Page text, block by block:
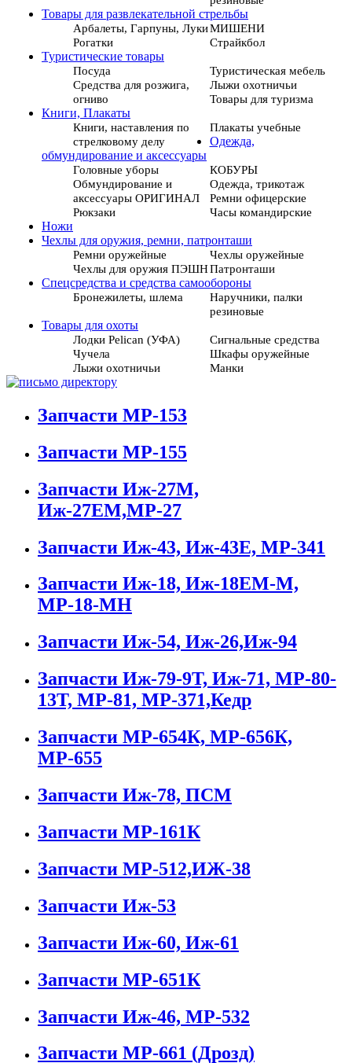
Товары для развлекательной стрельбы
Арбалеты, Гарпуны, ЛукиМИШЕНИ
Рогатки
Страйкбол
Туристические товары
Посуда
Туристическая мебель
Средства для розжига,
огниво
Лыжи охотничьи
Товары для туризма
Книги, Плакаты
Книги, наставления по
стрелковому делу
Плакаты учебные
Одежда,
обмундирование и аксессуары
Головные уборы
КОБУРЫ
Обмундирование и
аксессуары ОРИГИНАЛ
Одежда, трикотаж
Ремни офицерские
Рюкзаки
Часы командирские
Ножи
Чехлы для оружия, ремни, патронташи
Ремни оружейные
Чехлы оружейные
Чехлы для оружия ПЭШНПатронташи
Спецсредства и средства самообороны
Бронежилеты, шлема
Наручники, палки
резиновые
Товары для охоты
Лодки Pelican (УФА)
Сигнальные средства
Чучела
Шкафы оружейные
Лыжи охотничьи
Манки
Запчасти МР-153
Запчасти МР-155
Запчасти Иж-27М,
Иж-27ЕМ,МР-27
Запчасти Иж-43, Иж-43Е, МР-341
Запчасти Иж-18, Иж-18ЕМ-М,
МР-18-МН
Запчасти Иж-54, Иж-26,Иж-94
Запчасти Иж-79-9Т, Иж-71, МР-80-
13Т, МР-81, МР-371,Кедр
Запчасти МР-654К, МР-656К,
МР-655
Запчасти Иж-78, ПСМ
Запчасти МР-161К
Запчасти МР-512,ИЖ-38
Запчасти Иж-53
Запчасти Иж-60, Иж-61
Запчасти МР-651К
Запчасти Иж-46, МР-532
Запчасти МР-661 (Дрозд)